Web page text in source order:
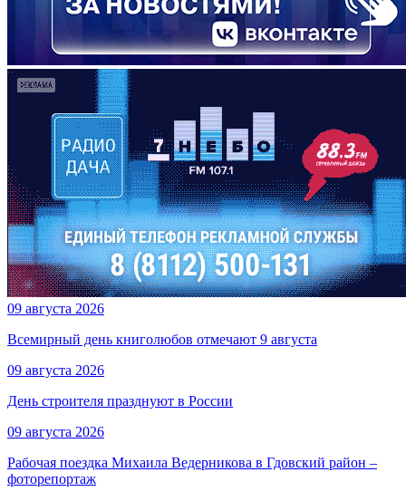
09 августа 2026
Всемирный день книголюбов отмечают 9 августа
09 августа 2026
День строителя празднуют в России
09 августа 2026
Рабочая поездка Михаила Ведерникова в Гдовский район –
фоторепортаж